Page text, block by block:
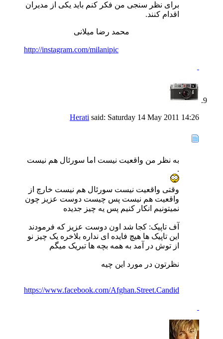
برای نظر سنجی من فکر کنم باید یکی از مدیران
اقدام کنند.
محمد رضا میلانی
http://instagram.com/milanipic
Herati said: Saturday 14 May 2011 14:26
به نظر من واقعیت نیست اما سورئال هم نیست
.
وقتی واقعیت نیست سورئال هم نیست خارچ از
واقعیت هم نیست پس چیست دوست عزیز چون
نمیتونیم انکار کنیم پس یه چیز جدیده
آف تاپیک: کجا شد اون دوست عزیز که فرمودند
این تاپیک ها هیچ فایده ای نداره بلاخره یک چیز نو
از توش در آمد به همه بچه ها تبریک میگم
نظرتون در مورد این چیه
https://www.facebook.com/Afghan.Street.Candid